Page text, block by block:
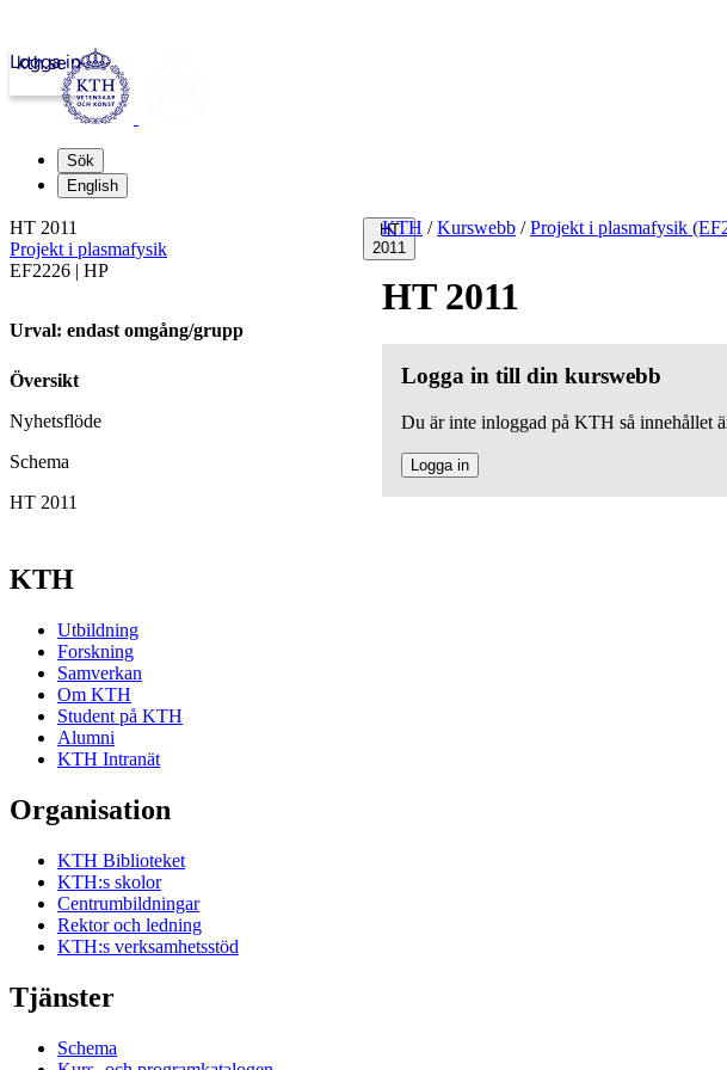
kth.se
Logga in
Sök
English
HT
2011
KTH / Kurswebb / Projekt i plasmafysik
HT 2011
Logga in till din kurswebb
Du är inte inloggad på KTH så innehållet
Logga in
HT 2011
Projekt i plasmafysik
EF2226 | HP
Urval: endast omgång/grupp
Översikt
Nyhetsflöde
Schema
HT 2011
KTH
Utbildning
Forskning
Samverkan
Om KTH
Student på KTH
Alumni
KTH Intranät
Organisation
KTH Biblioteket
KTH:s skolor
Centrumbildningar
Rektor och ledning
KTH:s verksamhetsstöd
Tjänster
Schema